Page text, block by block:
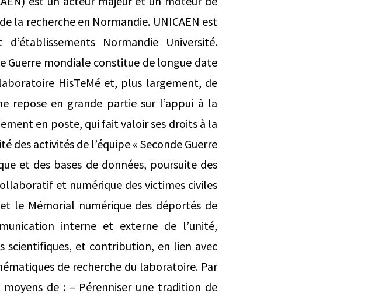
la recherche en Normandie. UNICAEN est
Normandie Université.
Guerre mondiale constitue de longue date
HisTeMé et, plus largement, de
repose en grande partie sur l’appui à la
en poste, qui fait valoir ses droits à la
des activités de l’équipe « Seconde Guerre
et des bases de données, poursuite des
et numérique des victimes civiles
le Mémorial numérique des déportés de
interne et externe de l’unité,
scientifiques, et contribution, en lien avec
de recherche du laboratoire. Par
de : – Pérenniser une tradition de